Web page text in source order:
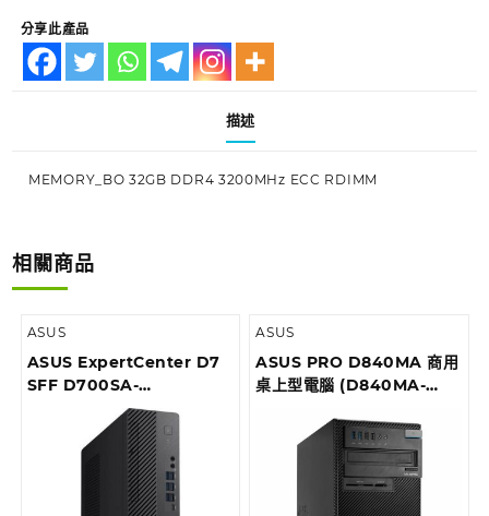
分享此產品
描述
MEMORY_BO 32GB DDR4 3200MHz ECC RDIMM
相關商品
ASUS
ASUS ExpertCenter D7
SFF D700SA-
510500010T Desktop
ASUS
ASUS PRO D840MA 商用
桌上型電腦 (D840MA-